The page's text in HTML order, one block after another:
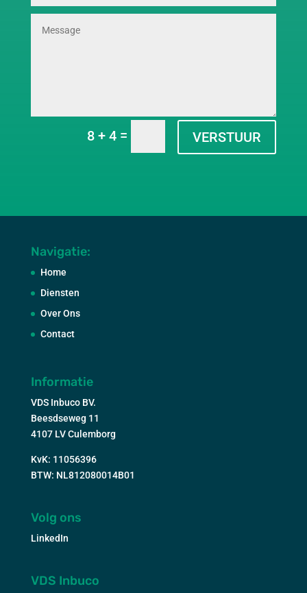
8 + 4 = VERSTUUR
Navigatie:
Home
Diensten
Over Ons
Contact
Informatie
VDS Inbuco BV.
Beesdseweg 11
4107 LV Culemborg
KvK: 11056396
BTW: NL812080014B01
Volg ons
LinkedIn
VDS Inbuco